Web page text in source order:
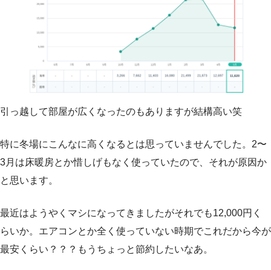
引っ越して部屋が広くなったのもありますが結構高い笑
特に冬場にこんなに高くなるとは思っていませんでした。2〜
3月は床暖房とか惜しげもなく使っていたので、それが原因か
と思います。
最近はようやくマシになってきましたがそれでも12,000円く
らいか。エアコンとか全く使っていない時期でこれだから今が
最安くらい？？？もうちょっと節約したいなあ。